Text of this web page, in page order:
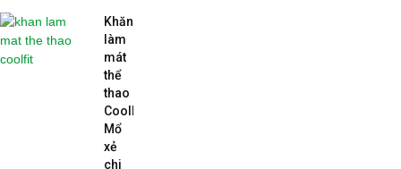
Khăn
làm
mát
thể
thao
CoolFit:
Mổ
xẻ
chi